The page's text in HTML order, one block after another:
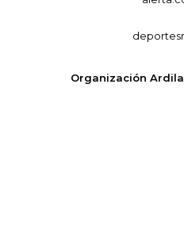
Organización